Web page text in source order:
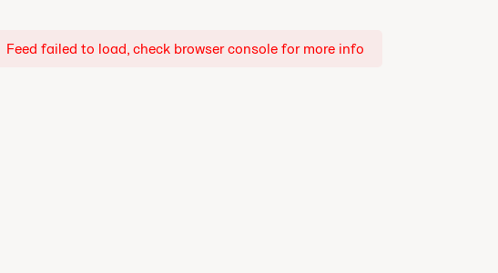
Feed failed to load, check browser console for more info